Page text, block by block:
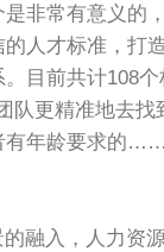
非常有意义的
人才标准，打
目前共计108
队更精准地去找
有年龄要求的
融入，人力资